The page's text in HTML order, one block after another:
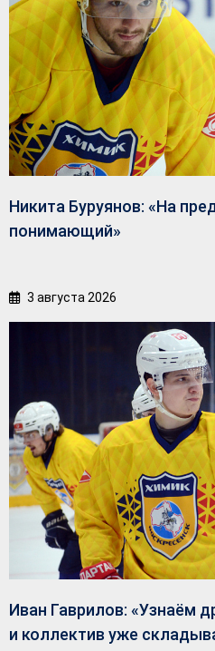
Никита Буруянов: «На
понимающий»
3 августа 2026
Иван Гаврилов: «Узнаём
и коллектив уже